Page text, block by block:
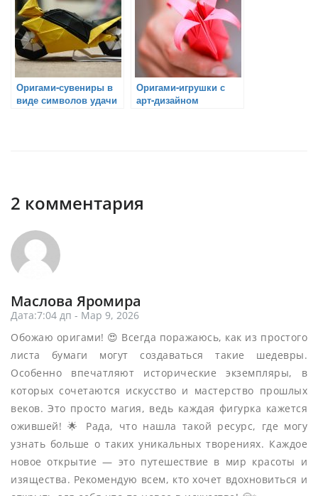
Оригами-сувениры в
виде символов удачи
Оригами-игрушки с
арт-дизайном
2 комментария
Маслова Яромира
Дата:7:04 дп - Мар 9, 2026
Обожаю оригами! 😍 Всегда поражаюсь, как из простого
листа бумаги могут создаваться такие шедевры.
Особенно впечатляют исторические экземпляры, в
которых сочетаются искусство и мастерство прошлых
веков. Это просто магия, ведь каждая фигурка кажется
ожившей! 🌟 Рада, что нашла такой ресурс, где могу
узнать больше о таких уникальных творениях. Каждое
новое открытие — это путешествие в мир красоты и
изящества. Рекомендую всем, кто хочет вдохновиться и